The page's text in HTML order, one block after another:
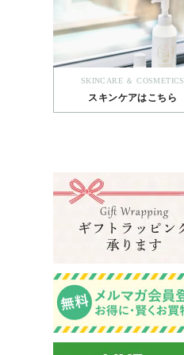
SKINCARE ＆ COSMETICS
スキンケアはこちら